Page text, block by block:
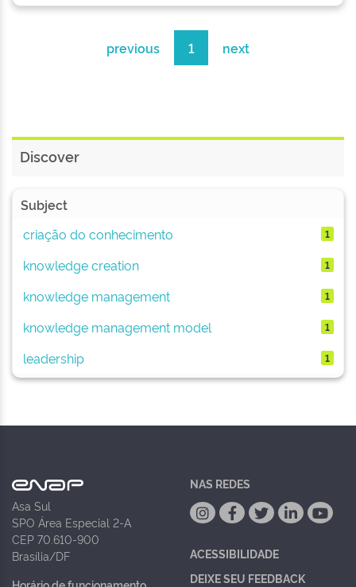
previous 1 next
Discover
Subject
criação do conhecimento
1
knowledge creation 1
knowledge management 1
knowledge management model 1
leadership 1
Asa Sul
SPO Área Especial 2-A
CEP 70.610-900
Brasília/DF
NAS REDES
ACESSIBILIDADE
DEIXE SEU FEEDBACK